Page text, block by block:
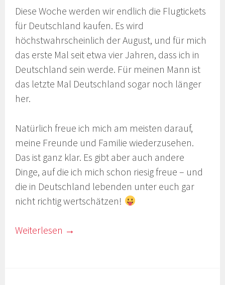
Diese Woche werden wir endlich die Flugtickets
für Deutschland kaufen. Es wird
höchstwahrscheinlich der August, und für mich
das erste Mal seit etwa vier Jahren, dass ich in
Deutschland sein werde. Für meinen Mann ist
das letzte Mal Deutschland sogar noch länger
her.
Natürlich freue ich mich am meisten darauf,
meine Freunde und Familie wiederzusehen.
Das ist ganz klar. Es gibt aber auch andere
Dinge, auf die ich mich schon riesig freue – und
die in Deutschland lebenden unter euch gar
nicht richtig wertschätzen!
Weiterlesen →